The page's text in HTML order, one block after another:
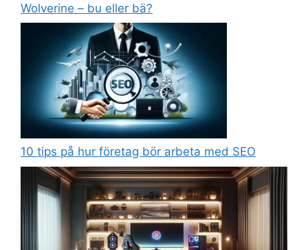
Wolverine – bu eller bä?
10 tips på hur företag bör arbeta med SEO